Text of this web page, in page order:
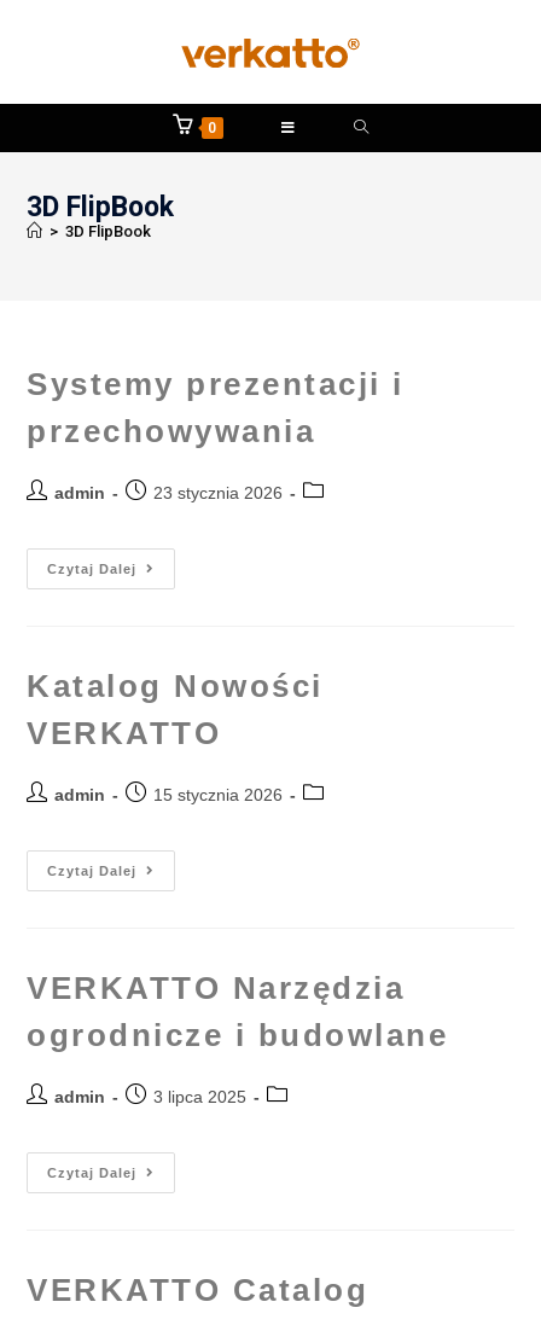
0
3D FlipBook
> 3D FlipBook
Systemy prezentacji i
przechowywania
admin 23 stycznia 2026
Czytaj Dalej
Katalog Nowości
VERKATTO
admin 15 stycznia 2026
Czytaj Dalej
VERKATTO Narzędzia
ogrodnicze i budowlane
admin 3 lipca 2025
Czytaj Dalej
VERKATTO Catalog